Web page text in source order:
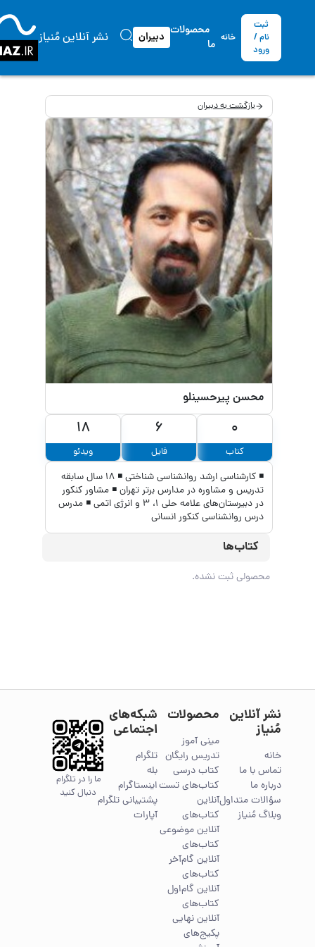
ثبت
نام /
ورود
خانه
محصولات
ما
دبیران نشر آنلاین مُنیاز
بازگشت به دبیران
محسن پیرحسینلو
0
کتاب
6
فایل
18
ویدئو
◾ کارشناسی ارشد روانشناسی شناختی ◾ 18 سال سابقه
تدریس و مشاوره در مدارس برتر تهران ◾ مشاور کنکور
در دبیرستان‌‌های علامه حلی 1، 3 و انرژی اتمی ◾ مدرس
درس روانشناسی کنکور انسانی
کتاب‌ها
محصولی ثبت نشده.
نشر آنلاین
مُنیاز
خانه
تماس با ما
درباره ما
سؤالات متداول
وبلاگ مُنیاز
محصولات
مینی آموز
تدریس رایگان
کتاب درسی
کتاب‌های تست
آنلاین
کتاب‌های
آنلاین موضوعی
کتاب‌های
آنلاین گام‌آخر
کتاب‌های
آنلاین گام‌اول
کتاب‌های
آنلاین نهایی
پکیج‌های
شبکه‌های
اجتماعی
تلگرام
بله
اینستاگرام
پشتیبانی تلگرام
آپارات
ما را در تلگرام
دنبال کنید